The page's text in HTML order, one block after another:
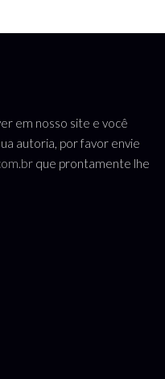
em nosso site e você
autoria, por favor envie
que prontamente lhe